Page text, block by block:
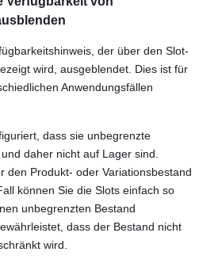
der über den Slot-
wird, ausgeblendet. Dies ist für
Anwendungsfällen
dass sie unbegrenzte
daher nicht auf Lager sind.
den Produkt- oder Variationsbestand
können Sie die Slots einfach so
unbegrenzten Bestand
dass der Bestand nicht
wird.